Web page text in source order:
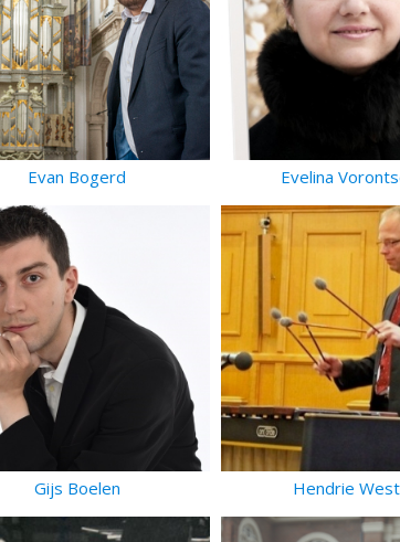
Evan Bogerd Evelina
Gijs Boelen Hendrie